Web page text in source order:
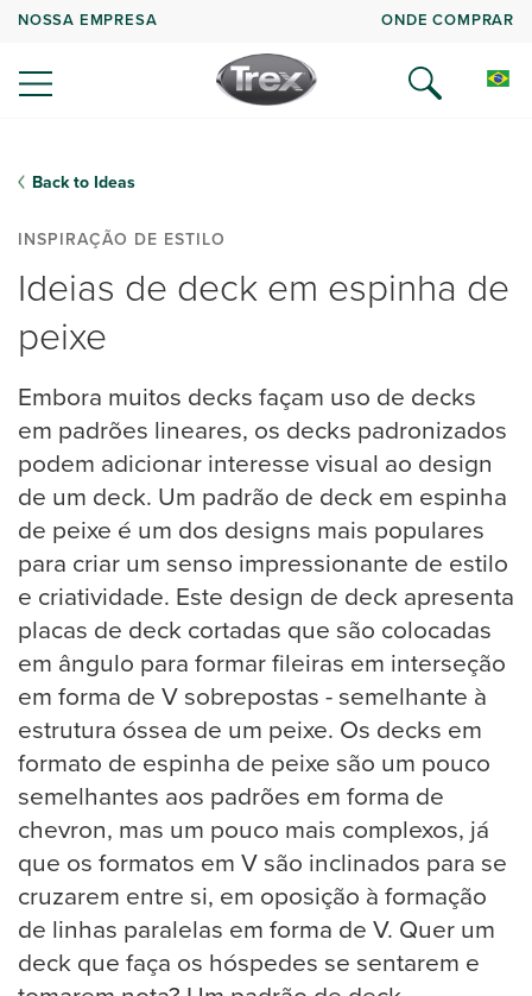
NOSSA EMPRESA ONDE COMPRAR
Back to Ideas
INSPIRAÇÃO DE ESTILO
Ideias de deck em espinha de
peixe
Embora muitos decks façam uso de decks
em padrões lineares, os decks padronizados
podem adicionar interesse visual ao design
de um deck. Um padrão de deck em espinha
de peixe é um dos designs mais populares
para criar um senso impressionante de estilo
e criatividade. Este design de deck apresenta
placas de deck cortadas que são colocadas
em ângulo para formar fileiras em interseção
em forma de V sobrepostas - semelhante à
estrutura óssea de um peixe. Os decks em
formato de espinha de peixe são um pouco
semelhantes aos padrões em forma de
chevron, mas um pouco mais complexos, já
que os formatos em V são inclinados para se
cruzarem entre si, em oposição à formação
de linhas paralelas em forma de V. Quer um
deck que faça os hóspedes se sentarem e